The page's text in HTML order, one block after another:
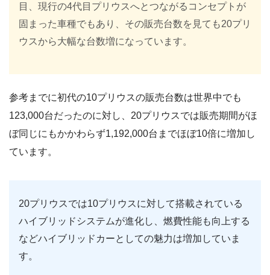
目、現行の4代目プリウスへとつながるコンセプトが
固まった車種でもあり、その販売台数を見ても20プリ
ウスから大幅な台数増になっています。
参考までに初代の10プリウスの販売台数は世界中でも
123,000台だったのに対し、20プリウスでは販売期間がほ
ぼ同じにもかかわらず1,192,000台までほぼ10倍に増加し
ています。
20プリウスでは10プリウスに対して搭載されている
ハイブリッドシステムが進化し、燃費性能も向上する
などハイブリッドカーとしての魅力は増加していま
す。